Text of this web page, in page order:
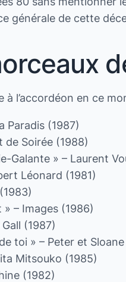
générale de cette
à l’accordéon en ce
Paradis (1987)
de Soirée (1988)
Galante » – Laurent
Léonard (1981)
– Images (1986)
Gall (1987)
toi » – Peter et
Mitsouko (1985)
(1982)